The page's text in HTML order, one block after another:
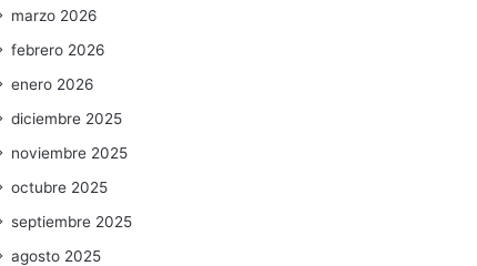
marzo 2026
febrero 2026
enero 2026
diciembre 2025
noviembre 2025
octubre 2025
septiembre 2025
agosto 2025